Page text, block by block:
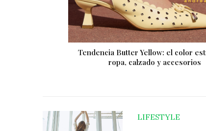
Tendencia Butter Yellow: el color
ropa, calzado y accesorios
LIFESTYLE